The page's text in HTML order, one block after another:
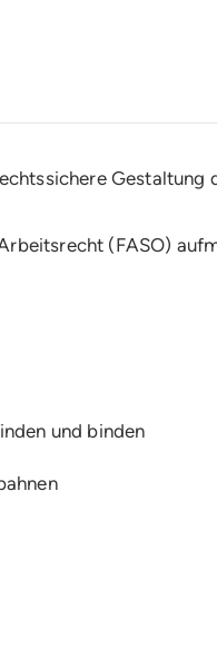
Gestaltung
(FASO)
und binden